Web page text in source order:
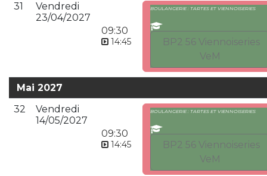
31
Vendredi
23/04/2027
09:30
14:45
BOULANGERIE : TARTES ET VIENNOISERIES
BP2 56 Viennoiseries
VeM
Mai 2027
32
Vendredi
14/05/2027
09:30
14:45
BOULANGERIE : TARTES ET VIENNOISERIES
BP2 56 Viennoiseries
VeM